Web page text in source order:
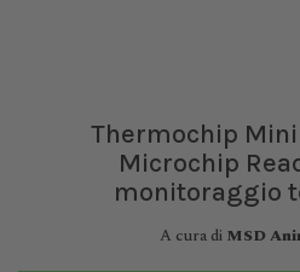
Thermochip
Microchip
monitoraggio
A cura di MSD